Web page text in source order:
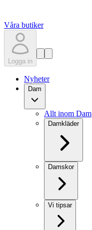
Våra butiker
Logga in
Nyheter
Dam
Allt inom Dam
Damkläder
Damskor
Vi tipsar